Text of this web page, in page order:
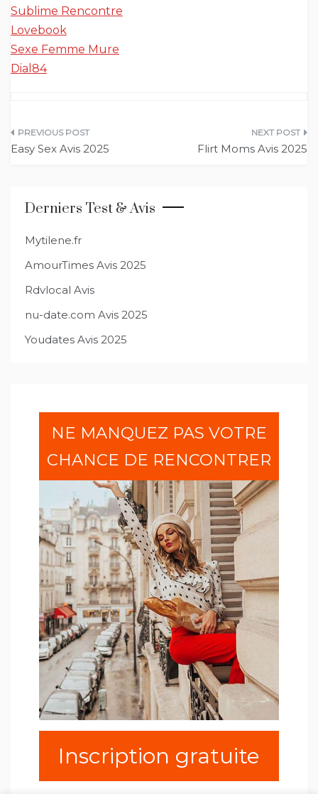
Sublime Rencontre
Lovebook
Sexe Femme Mure
Dial84
Navigation
Easy Sex Avis 2025 Flirt Moms Avis 2025
Derniers Test & Avis
Mytilene.fr
AmourTimes Avis 2025
Rdvlocal Avis
nu-date.com Avis 2025
Youdates Avis 2025
NE MANQUEZ PAS VOTRE
CHANCE DE RENCONTRER
Inscription gratuite